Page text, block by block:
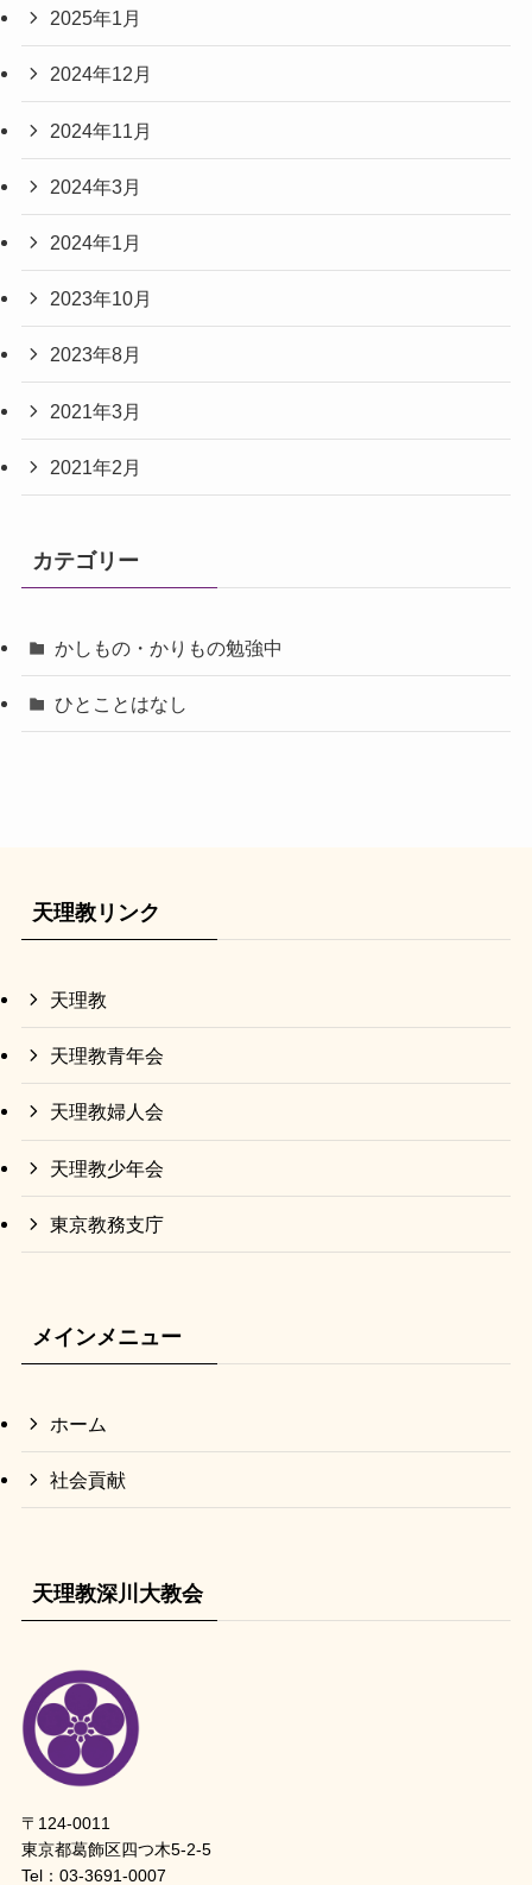
2025年1月
2024年12月
2024年11月
2024年3月
2024年1月
2023年10月
2023年8月
2021年3月
2021年2月
カテゴリー
かしもの・かりもの勉強中
ひとことはなし
天理教リンク
天理教
天理教青年会
天理教婦人会
天理教少年会
東京教務支庁
メインメニュー
ホーム
社会貢献
天理教深川大教会
〒124-0011
東京都葛飾区四つ木5-2-5
Tel： 03-3691-0007